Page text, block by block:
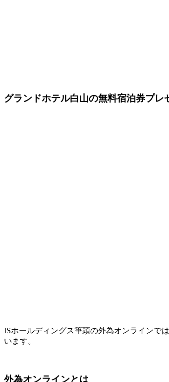
グランドホテル白山の無料宿泊券プレ
ISホールディングス筆頭の外為オンラインで
います。
外為オンラインとは